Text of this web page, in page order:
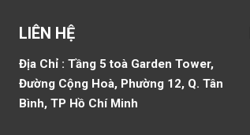
LIÊN HỆ
Địa Chỉ : Tầng 5 toà Garden Tower,
Đường Cộng Hoà, Phường 12, Q. Tân
Bình, TP Hồ Chí Minh